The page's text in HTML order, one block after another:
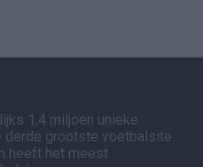
1,4 miljoen unieke
derde grootste voetbalsite
heeft het meest